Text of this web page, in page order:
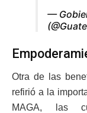
—
Otra de las
refirió a la
MAGA, las